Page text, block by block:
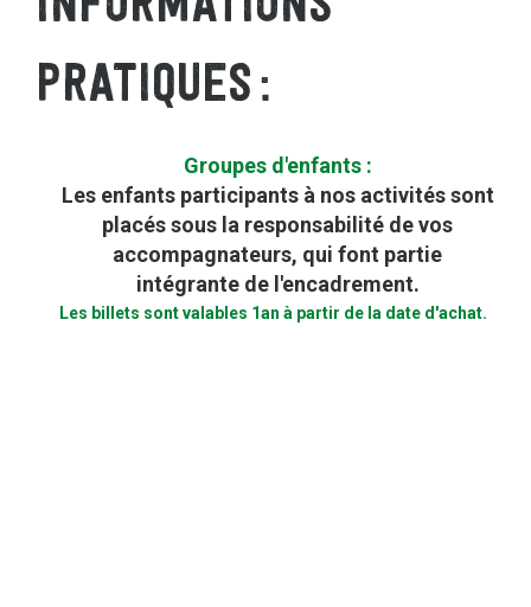
PRATIQUES
Groupes d'enfants :
Les enfants participants à nos activités sont
placés sous la responsabilité de vos
accompagnateurs, qui font partie
intégrante de l'encadrement.
Les billets sont valables 1an à partir de la date d'achat.